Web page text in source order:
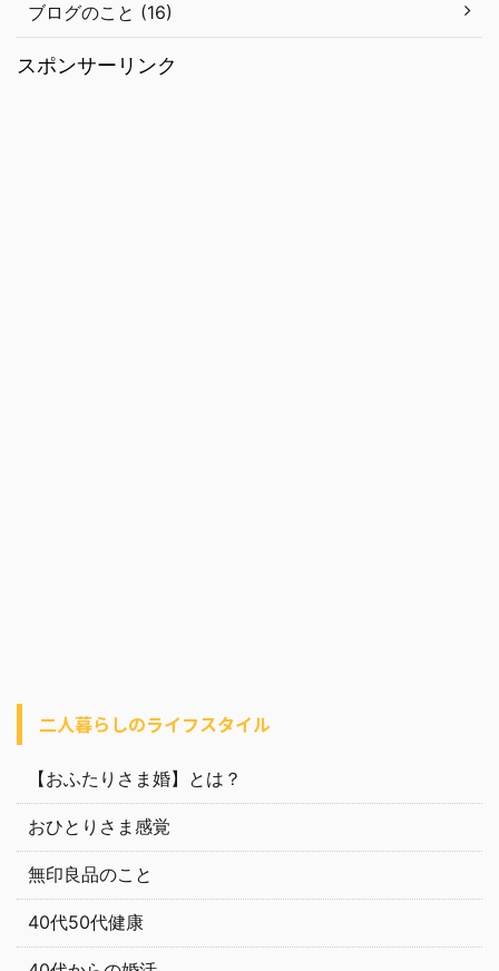
ブログのこと (16)
スポンサーリンク
二人暮らしのライフスタイル
【おふたりさま婚】とは？
おひとりさま感覚
無印良品のこと
40代50代健康